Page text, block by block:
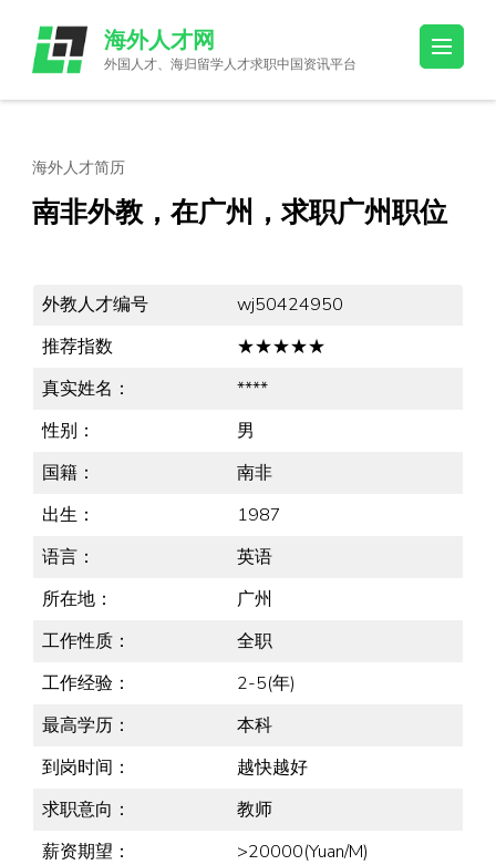
content
(Press
海外人才网
外国人才、海归留学人才求职中国资讯平台
海外人才简历
南非外教，在广州，求职广州职位
外教人才编号
wj50424950
推荐指数
★★★★★
真实姓名：
****
性别：
男
国籍：
南非
出生：
1987
语言：
英语
所在地：
广州
工作性质：
全职
工作经验：
2-5(年)
最高学历：
本科
到岗时间：
越快越好
求职意向：
教师
薪资期望：
>20000(Yuan/M)